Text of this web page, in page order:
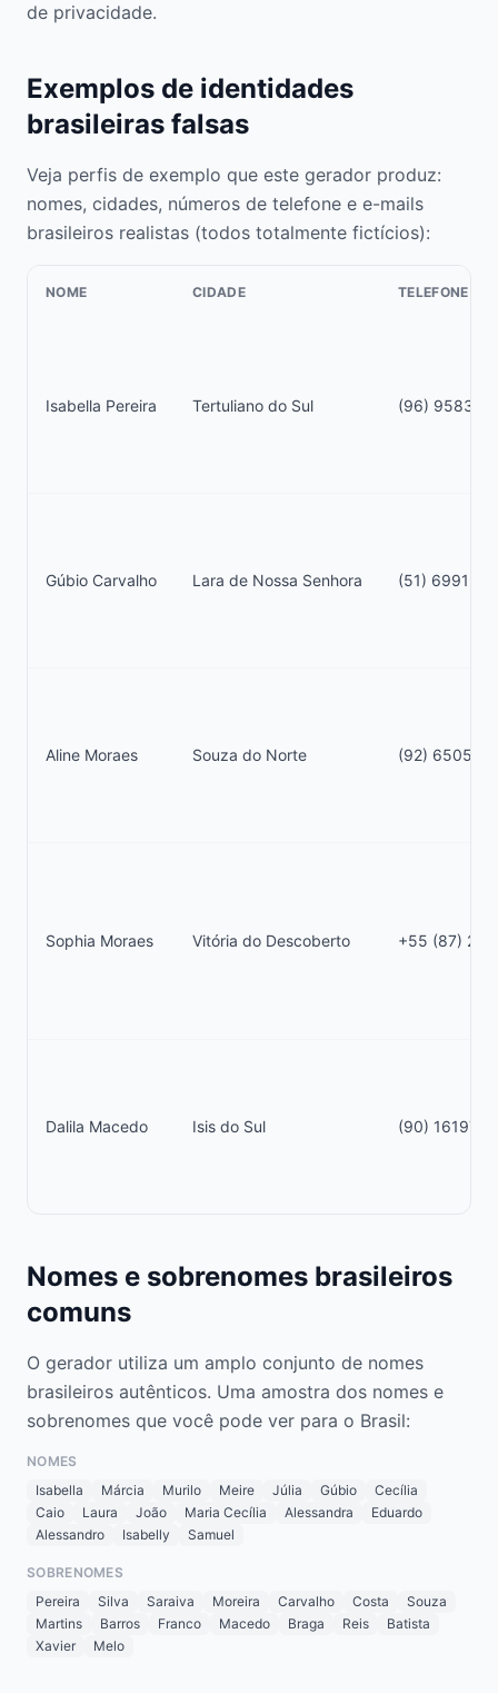
de privacidade.
Exemplos de identidades
brasileiras falsas
Veja perfis de exemplo que este gerador produz:
nomes, cidades, números de telefone e e-mails
brasileiros realistas (todos totalmente fictícios):
NOME CIDADE TELEFONE
Isabella Pereira Tertuliano do Sul (96) 95837-
Gúbio Carvalho Lara de Nossa Senhora (51) 6991-
Aline Moraes Souza do Norte (92) 6505-
Sophia Moraes Vitória do Descoberto +55 (87)
Dalila Macedo Isis do Sul (90) 16197-
Nomes e sobrenomes brasileiros
comuns
O gerador utiliza um amplo conjunto de nomes
brasileiros autênticos. Uma amostra dos nomes e
sobrenomes que você pode ver para o Brasil:
NOMES
Isabella
Márcia Murilo Meire Júlia Gúbio
Cecília
Caio
Laura João Maria Cecília Alessandra
Eduardo
Alessandro
Isabelly Samuel
SOBRENOMES
Pereira
Silva Saraiva Moreira Carvalho Costa
Souza
Martins
Barros Franco Macedo Braga Reis
Batista
Xavier
Melo